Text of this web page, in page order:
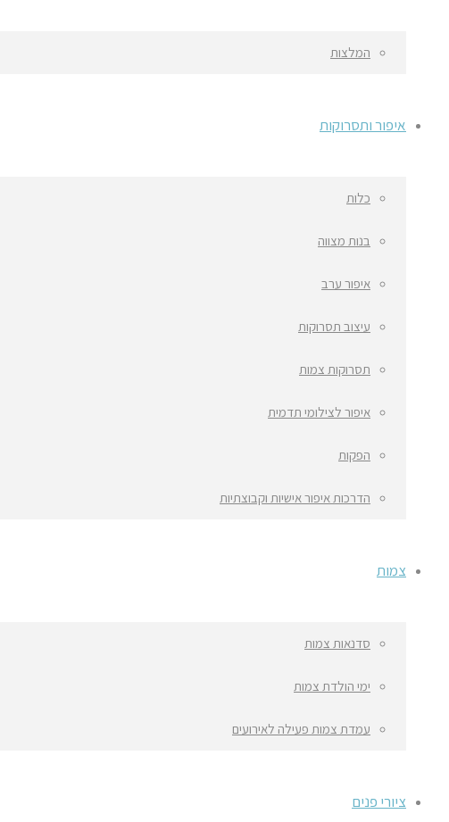
המלצות
איפור ותסרוקות
כלות
בנות מצווה
איפור ערב
עיצוב תסרוקות
תסרוקות צמות
איפור לצילומי תדמית
הפקות
הדרכות איפור אישיות וקבוצתיות
צמות
סדנאות צמות
ימי הולדת צמות
עמדת צמות פעילה לאירועים
ציורי פנים